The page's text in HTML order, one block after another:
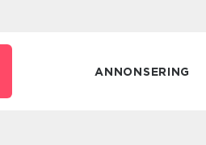
ANNONSERING